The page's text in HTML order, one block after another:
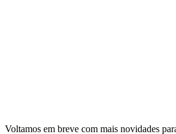
Voltamos em breve com mais novidades